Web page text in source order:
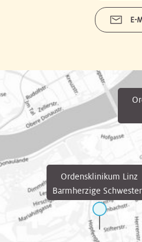
E-
Ordensklinikum Linz
Barmherzige